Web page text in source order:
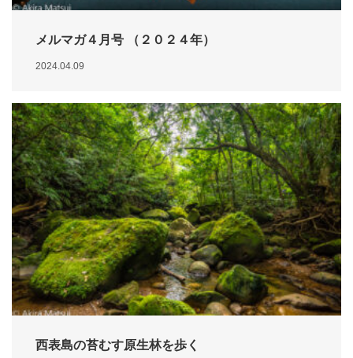
メルマガ４月号 （２０２４年）
2024.04.09
西表島の苔むす原生林を歩く